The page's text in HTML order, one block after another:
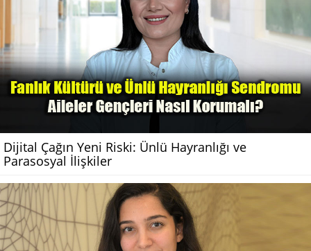
Dijital Çağın Yeni Riski: Ünlü Hayranlığı ve
Parasosyal İlişkiler